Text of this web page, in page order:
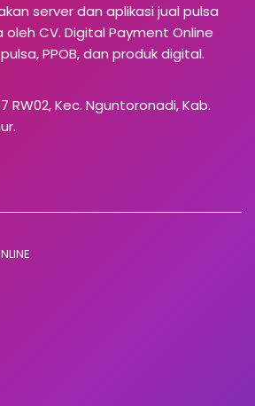
server dan aplikasi jual pulsa
CV. Digital Payment Online
PPOB, dan produk digital.
RW02, Kec. Nguntoronadi, Kab.